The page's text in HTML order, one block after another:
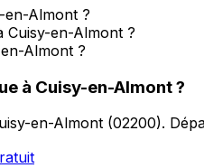
en-Almont ?
Cuisy-en-Almont ?
Almont ?
à Cuisy-en-Almont?
en-Almont (02200).